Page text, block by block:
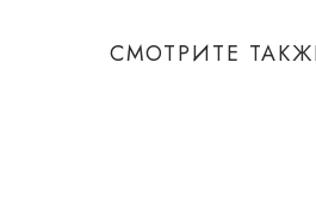
СМОТРИТЕ